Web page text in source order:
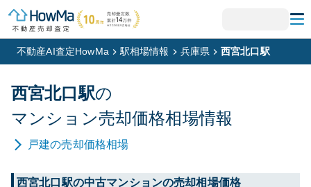
不動産AI査定HowMa 駅相場情報 兵庫県 西宮北口駅
西宮北口駅の
マンション売却価格相場情報
戸建の売却価格相場
西宮北口駅の中古マンションの売却相場価格